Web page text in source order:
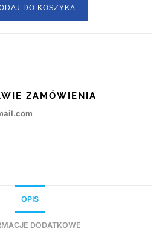
DO KOSZYKA
ZAMÓWIENIA
OPIS
DODATKOWE